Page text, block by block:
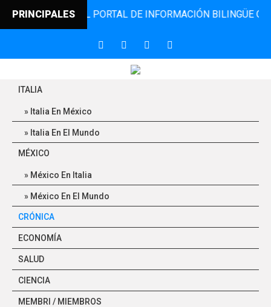
PRINCIPALESEL PORTAL DE INFORMACIÓN BILINGÜE QUE
ITALIA
Italia En México
Italia En El Mundo
MÉXICO
México En Italia
México En El Mundo
CRÓNICA
ECONOMÍA
SALUD
CIENCIA
MEMBRI / MIEMBROS